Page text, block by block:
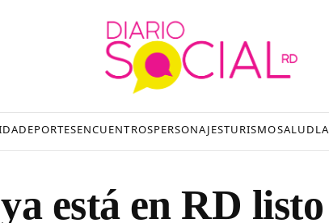
DEPORTESENCUENTROSPERSONAJESTURISMOSALUD
está en RD